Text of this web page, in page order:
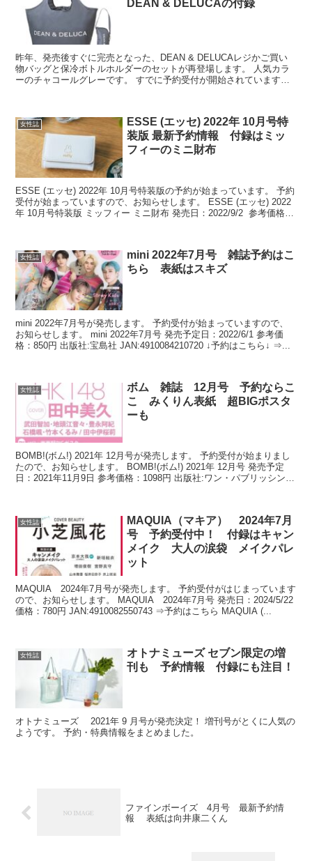
DEAN & DELUCAの付録
昨年、発売後すぐに完売となった、DEAN & DELUCAレジかご買い
物バッグと保冷ボトルホルダーのセットが再登場します。 人気カラ
ーのチャコールグレーです。 すでに予約受付が開始されています。
女性誌
ESSE (エッセ) 2022年 10月号特
装版 最新予約情報 付録はミッ
フィーのミニ財布
ESSE (エッセ) 2022年 10月号特装版の予約が始まっています。 予約
受付が始まっていますので、お知らせします。 ESSE (エッセ) 2022
年 10月号特装版 ミッフィー ミニ財布 発売日：2022/9/2 参考価格：
女性誌
mini 2022年7月号 雑誌予約はこ
ちら 表紙はスキズ
mini 2022年7月号が発売します。 予約受付が始まっていますので、
お知らせします。 mini 2022年7月号 発売予定日：2022/6/1 参考価
格：850円 出版社:宝島社 JAN:4910084210720 ↓予約はこちら↓ ⇒...
女性誌
ボム 雑誌 12月号 予約ならこ
こ みくりん表紙 超BIGポスタ
ーも
BOMB!(ボム!) 2021年 12月号が発売します。 予約受付が始まりまし
たので、お知らせします。 BOMB!(ボム!) 2021年 12月号 発売予定
日：2021年11月9日 参考価格：1098円 出版社:ワン・パブリッシング
女性誌
MAQUIA（マキア） 2024年7月
号 予約受付中！ 付録はキャン
メイク 大人の涙袋 メイクパレ
ット
MAQUIA 2024年7月号が発売します。 予約受付がはじまっています
ので、お知らせします。 MAQUIA 2024年7月号 発売日：2024/5/22
価格：780円 JAN:4910082550743 ⇒予約はこちら MAQUIA (...
女性誌
オトナミューズ セブン限定の増
刊も 予約情報 付録にも注目！
オトナミューズ 2021年 9 月号が発売決定！ 増刊号がとくに人気の
ようです。 予約・特典情報をまとめました。
ファインボーイズ 4月号 最新予約情
報 表紙は向井康二くん